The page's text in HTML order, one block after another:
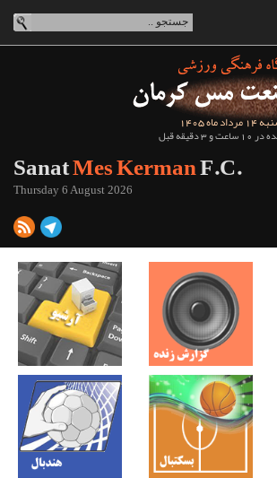
ماه 1405
3 دقیقه قبل
SanatMes KermanF.C.
Thursday 6 August 2026